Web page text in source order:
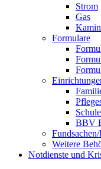
Strom
Gas
Formulare
Schule
BBV
Weitere
Notdienste und